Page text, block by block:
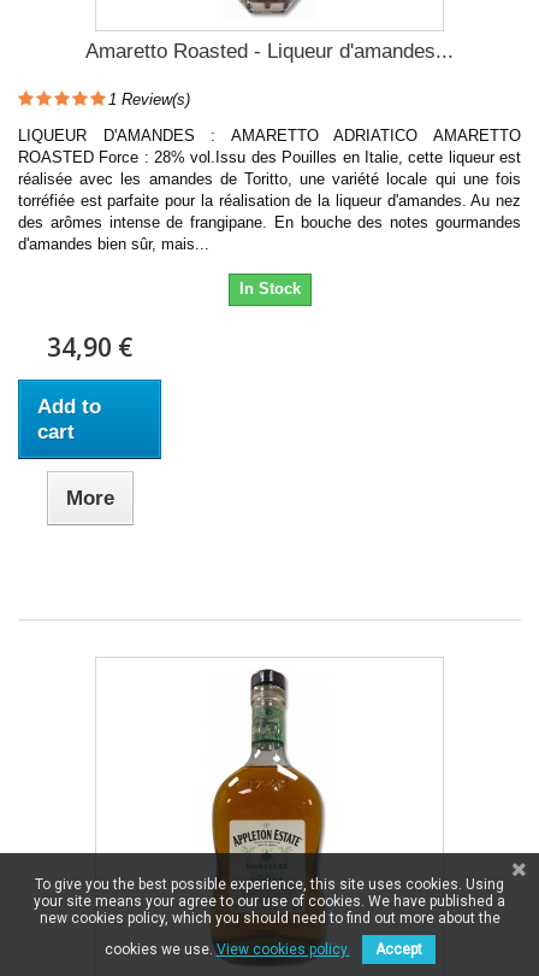
Amaretto Roasted - Liqueur d'amandes...
1 Review(s)
LIQUEUR D'AMANDES : AMARETTO ADRIATICO AMARETTO
ROASTED Force : 28% vol.Issu des Pouilles en Italie, cette liqueur est
réalisée avec les amandes de Toritto, une variété locale qui une fois
torréfiée est parfaite pour la réalisation de la liqueur d'amandes. Au nez
des arômes intense de frangipane. En bouche des notes gourmandes
d'amandes bien sûr, mais...
In Stock
34,90 €
Add to
cart
More
To give you the best possible experience, this site uses cookies. Using
your site means your agree to our use of cookies. We have published a
new cookies policy, which you should need to find out more about the
cookies we use.View cookies policy. Accept